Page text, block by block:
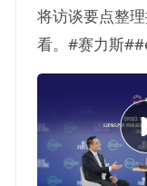
将访谈要点整
看。#赛力斯